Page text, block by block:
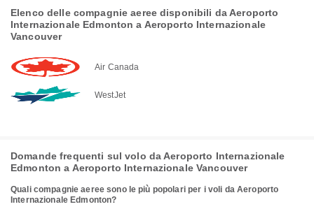
Elenco delle compagnie aeree disponibili da Aeroporto
Internazionale Edmonton a Aeroporto Internazionale
Vancouver
Air Canada
WestJet
Domande frequenti sul volo da Aeroporto Internazionale
Edmonton a Aeroporto Internazionale Vancouver
Quali compagnie aeree sono le più popolari per i voli da Aeroporto
Internazionale Edmonton?